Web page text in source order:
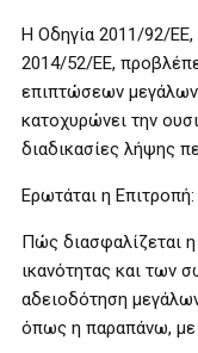
Η Οδηγία 2011/92/
2014/52/ΕΕ,
επιπτώσεων
κατοχυρώνει την
διαδικασίες λήψης
Ερωτάται η Επιτροπή:
Πώς διασφαλίζεται
ικανότητας και των
αδειοδότηση
όπως η παραπάνω,